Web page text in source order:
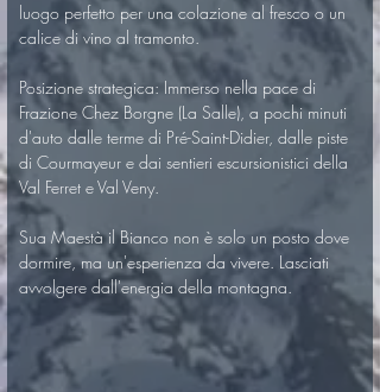
luogo perfetto per una colazione al fresco o un
calice di vino al tramonto.
Posizione strategica: Immerso nella pace di
Frazione Chez Borgne (La Salle), a pochi minuti
d'auto dalle terme di Pré-Saint-Didier, dalle piste
di Courmayeur e dai sentieri escursionistici della
Val Ferret e Val Veny.
Sua Maestà il Bianco non è solo un posto dove
dormire, ma un'esperienza da vivere. Lasciati
avvolgere dall'energia della montagna.